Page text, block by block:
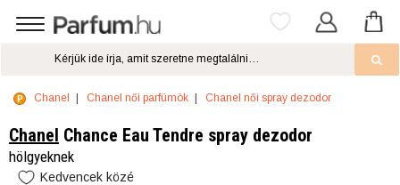
Chanel Chanel női parfümök Chanel női spray dezodor
Chanel Chance Eau Tendre spray dezodor
hölgyeknek
Kedvencek közé